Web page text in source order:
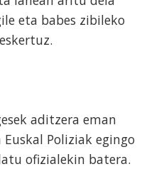
eta babes zibileko
aditzera eman
Poliziak egingo
ofizialekin batera.